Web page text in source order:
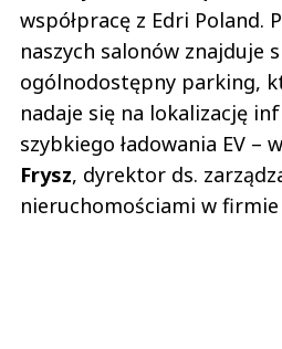
współpracę z Edri Poland.
naszych salonów znajduje
ogólnodostępny parking,
nadaje się na lokalizację
szybkiego ładowania EV –
Frysz, dyrektor ds.
nieruchomościami w firmie